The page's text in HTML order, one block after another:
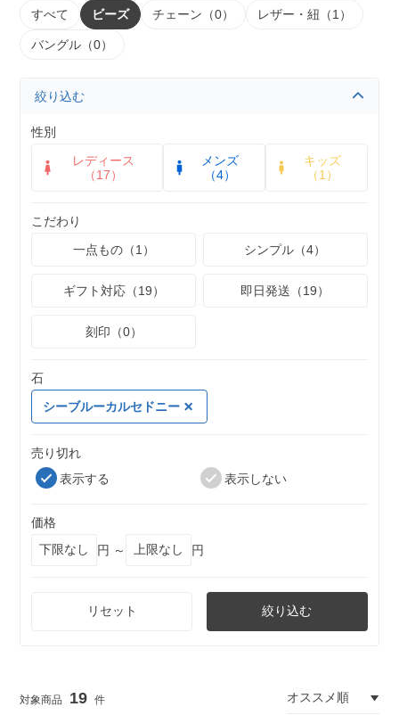
すべて ビーズ チェーン（0） レザー・紐（1）
バングル（0）
絞り込む
性別
レディース
（17）
メンズ
（4）
キッズ
（1）
こだわり
一点もの（1）
シンプル（4）
ギフト対応（19） 即日発送（19）
刻印（0）
石
シーブルーカルセドニー
売り切れ
表示する
表示しない
価格
円 ～
円
リセット 絞り込む
19